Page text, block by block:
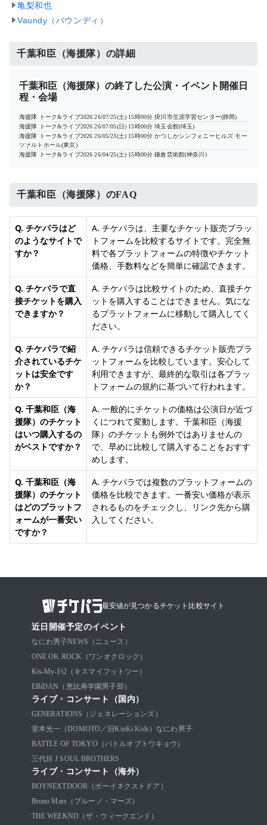
亀梨和也
Vaundy（バウンディ）
千葉和臣（海援隊）の詳細
千葉和臣（海援隊）の終了した公演・イベント開催日
程・会場
海援隊 トーク&ライブ2026 26/07/25(土) 15時00分 掛川市生涯学習センター(静岡)
海援隊 トーク&ライブ2026 26/07/05(日) 15時00分 埼玉会館(埼玉)
海援隊 トーク&ライブ2026 26/05/23(土) 15時00分 かつしかシンフォニーヒルズ モー
ツァルトホール(東京)
海援隊 トーク&ライブ2026 26/04/25(土) 15時00分 鎌倉芸術館(神奈川)
千葉和臣（海援隊）のFAQ
Q. チケパラはど
のようなサイトで
すか？
A. チケパラは、主要なチケット販売プラッ
トフォームを比較するサイトです。完全無
料で各プラットフォームの特徴やチケット
価格、手数料などを簡単に確認できます。
Q. チケパラで直
接チケットを購入
できますか？
A. チケパラは比較サイトのため、直接チケ
ットを購入することはできません。気にな
るプラットフォームに移動して購入してく
ださい。
Q. チケパラで紹
介されているチケ
ットは安全です
か？
A. チケパラは信頼できるチケット販売プラ
ットフォームを比較しています。安心して
利用できますが、最終的な取引は各プラッ
トフォームの規約に基づいて行われます。
Q. 千葉和臣（海
援隊）のチケット
はいつ購入するの
がベストですか？
A. 一般的にチケットの価格は公演日が近づ
くにつれて変動します。千葉和臣（海援
隊）のチケットも例外ではありませんの
で、早めに比較して購入することをおすす
めします。
Q. 千葉和臣（海
援隊）のチケット
はどのプラットフ
ォームが一番安い
ですか？
A. チケパラでは複数のプラットフォームの
価格を比較できます。一番安い価格が表示
されるものをチェックし、リンク先から購
入してください。
最安値が見つかるチケット比較サイト
近日開催予定のイベント
なにわ男子NEWS（ニュース）
ONE OK ROCK（ワンオクロック）
Kis-My-Ft2（キスマイフットツー）
EBiDAN（恵比寿学園男子部）
ライブ・コンサート（国内）
GENERATIONS（ジェネレーションズ）
堂本光一（DOMOTO／旧KinKi Kids） なにわ男子
BATTLE OF TOKYO（バトルオブトウキョウ）
三代目 J SOUL BROTHERS
ライブ・コンサート（海外）
BOYNEXTDOOR（ボーイネクストドア）
Bruno Mars（ブルーノ・マーズ）
THE WEEKND（ザ・ウィークエンド）